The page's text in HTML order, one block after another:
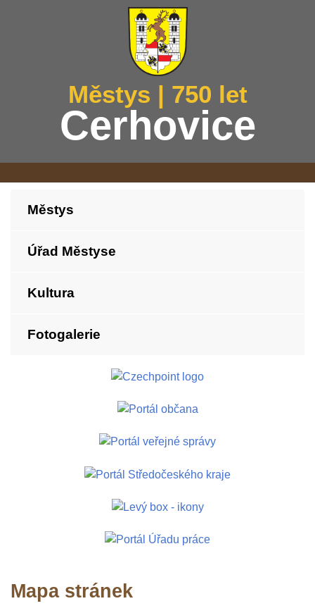
Městys | 750 let
Cerhovice
Městys
Úřad Městyse
Kultura
Fotogalerie
Mapa stránek